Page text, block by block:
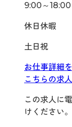
9:00～
休日休暇
土日祝
お仕事詳細
こちらの求
この求人に
けください。